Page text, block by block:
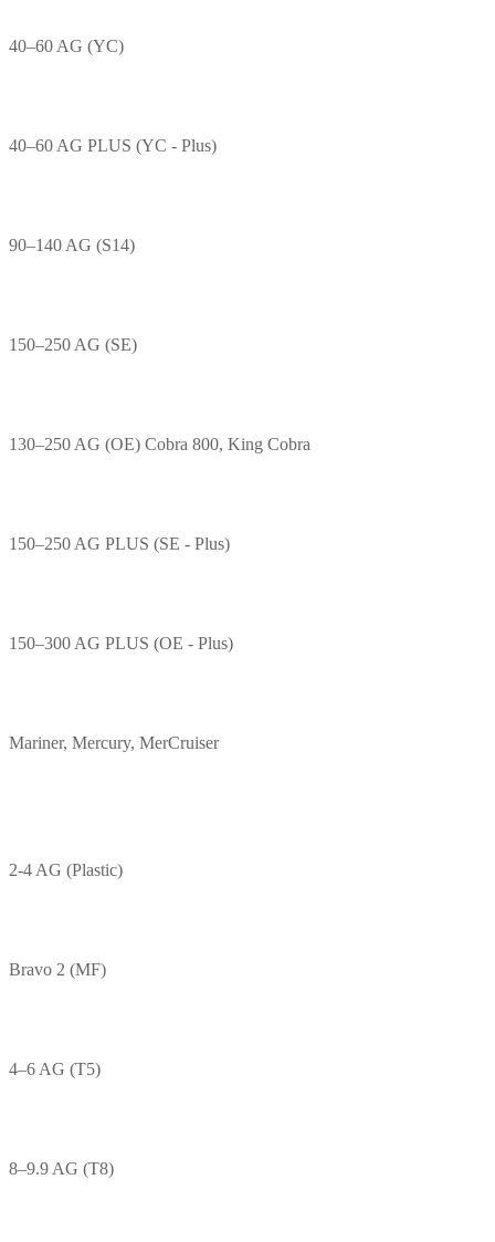
40–60 AG (YC)
40–60 AG PLUS (YC - Plus)
90–140 AG (S14)
150–250 AG (SE)
130–250 AG (OE) Cobra 800, King Cobra
150–250 AG PLUS (SE - Plus)
150–300 AG PLUS (OE - Plus)
Mariner, Mercury, MerCruiser
2-4 AG (Plastic)
Bravo 2 (MF)
4–6 AG (T5)
8–9.9 AG (T8)